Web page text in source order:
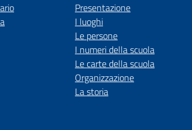
Presentazione
I luoghi
Le persone
I numeri della scuola
Le carte della scuola
Organizzazione
La storia